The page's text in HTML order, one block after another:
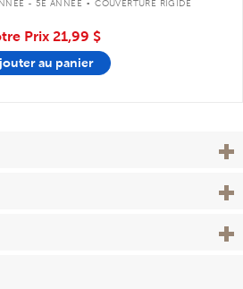
- 5E ANNÉE COUVERTURE RIGIDE
Prix 21,99 $
au panier
View